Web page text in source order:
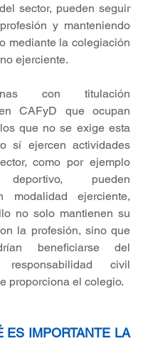
sector, pueden seguir
y manteniendo
mediante la colegiación
ejerciente.
con titulación
CAFyD que ocupan
que no se exige esta
sí ejercen actividades
como por ejemplo
deportivo, pueden
modalidad ejerciente,
no solo mantienen su
la profesión, sino que
beneficiarse del
civil
proporciona el colegio.
ES IMPORTANTE LA